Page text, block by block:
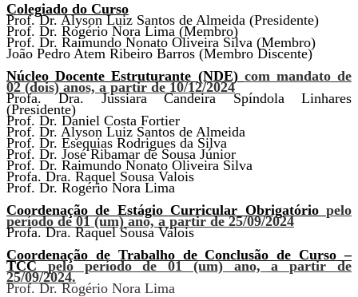
Colegiado do Curso
Prof. Dr.Alyson Luiz Santos de Almeida (Presidente)
Prof. Dr. Rogério Nora Lima (Membro)
Prof. Dr. Raimundo Nonato Oliveira Silva (Membro)
João Pedro Atem Ribeiro Barros (Membro Discente)
Núcleo Docente Estruturante (NDE) com mandato de
02 (dois) anos, a partir de 10/12/2024
Profa. Dra.Jussiara Candeira Spíndola Linhares
(Presidente)
Prof. Dr. Daniel Costa Fortier
Prof. Dr. Alyson Luiz Santos de Almeida
Prof. Dr. Esequias Rodrigues da Silva
Prof. Dr. José Ribamar de Sousa Júnior
Prof. Dr. Raimundo Nonato Oliveira Silva
Profa. Dra. Raquel Sousa Valois
Prof. Dr. Rogério Nora Lima
Coordenação de Estágio Curricular Obrigatório pelo
período de 01 (um) ano, a partir de 25/09/2024
Profa. Dra.Raquel Sousa Valois
Coordenação de Trabalho de Conclusão de Curso –
TCCpelo período de 01 (um) ano, a partir de
25/09/2024.
Prof. Dr.Rogério Nora Lima